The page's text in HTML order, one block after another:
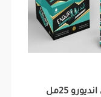
اينوجين انديورو 25مل